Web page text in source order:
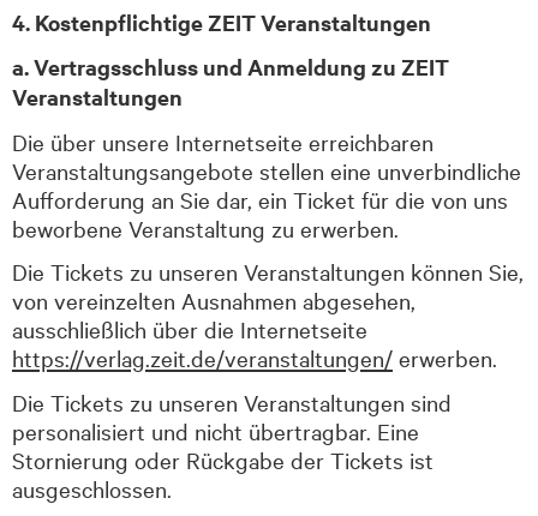
4. Kostenpflichtige ZEIT Veranstaltungen
a. Vertragsschluss und Anmeldung zu ZEIT
Veranstaltungen
Die über unsere Internetseite erreichbaren
Veranstaltungsangebote stellen eine unverbindliche
Aufforderung an Sie dar, ein Ticket für die von uns
beworbene Veranstaltung zu erwerben.
Die Tickets zu unseren Veranstaltungen können Sie,
von vereinzelten Ausnahmen abgesehen,
ausschließlich über die Internetseite
https://verlag.zeit.de/veranstaltungen/ erwerben.
Die Tickets zu unseren Veranstaltungen sind
personalisiert und nicht übertragbar. Eine
Stornierung oder Rückgabe der Tickets ist
ausgeschlossen.